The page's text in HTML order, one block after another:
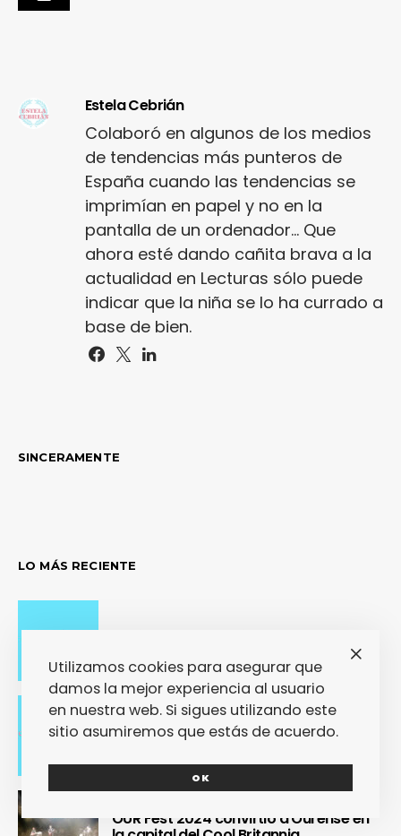
Estela Cebrián
Colaboró en algunos de los medios
de tendencias más punteros de
España cuando las tendencias se
imprimían en papel y no en la
pantalla de un ordenador... Que
ahora esté dando cañita brava a la
actualidad en Lecturas sólo puede
indicar que la niña se lo ha currado a
base de bien.
SINCERAMENTE
LO MÁS RECIENTE
Se cierra un pedazo de vida
OUR Fest 2024 convirtió a Ourense en
Utilizamos cookies para asegurar que
damos la mejor experiencia al usuario
en nuestra web. Si sigues utilizando este
sitio asumiremos que estás de acuerdo.
OK